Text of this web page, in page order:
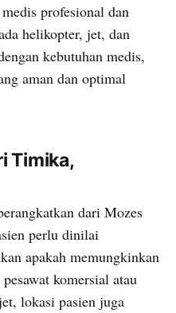
profesional dan
helikopter, jet, dan
kebutuhan medis,
aman dan optimal
Timika,
dari Mozes
perlu dinilai
apakah memungkinkan
komersial atau
lokasi pasien juga